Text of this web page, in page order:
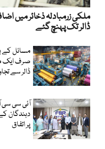
ڈالر تک پہنچ گئے
مسائل کے
ڈالر سے
آئی سی سی
دہندگان
پر اتفاق